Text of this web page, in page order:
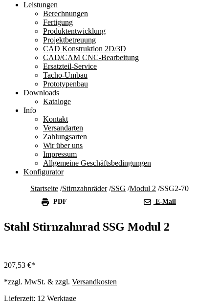
Leistungen
Berechnungen
Fertigung
Produktentwicklung
Projektbetreuung
CAD Konstruktion 2D/3D
CAD/CAM CNC-Bearbeitung
Ersatzteil-Service
Tacho-Umbau
Prototypenbau
Downloads
Kataloge
Info
Kontakt
Versandarten
Zahlungsarten
Wir über uns
Impressum
Allgemeine Geschäftsbedingungen
Konfigurator
Startseite /Stirnzahnräder/SSG /Modul 2 /SSG2-70
PDF E-Mail
Stahl Stirnzahnrad SSG Modul 2
207,53 €
*zzgl. MwSt. & zzgl. Versandkosten
Lieferzeit: 12 Werktage